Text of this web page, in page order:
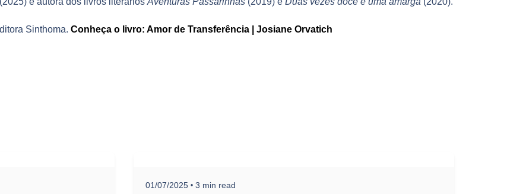
Sinthoma. Conheça o livro: Amor de Transferência | Josiane Orvatich
01/07/2025 3 min read